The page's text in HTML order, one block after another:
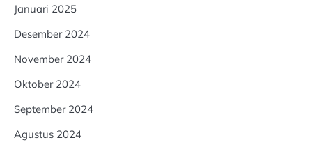
Januari 2025
Desember 2024
November 2024
Oktober 2024
September 2024
Agustus 2024